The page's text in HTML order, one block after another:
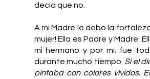
decía que no.
A mi Madre le debo la
mujer! Ella es Padre y Madre.
mi hermano y por mí; fue
durante mucho tiempo. Si el
pintaba con colores vívidos.